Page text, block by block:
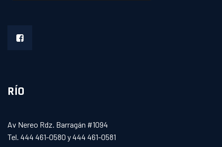
RÍO
Av Nereo Rdz. Barragán #1094
Tel. 444 461-0580 y 444 461-0581